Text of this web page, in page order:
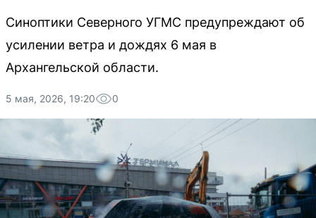
Синоптики Северного УГМС предупреждают об
усилении ветра и дождях 6 мая в
Архангельской области.
5 мая, 2026, 19:20 0